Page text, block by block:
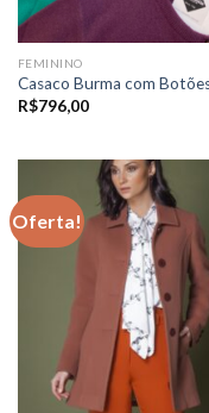
FEMININO
Casaco Burma com
R$796,00
Oferta!